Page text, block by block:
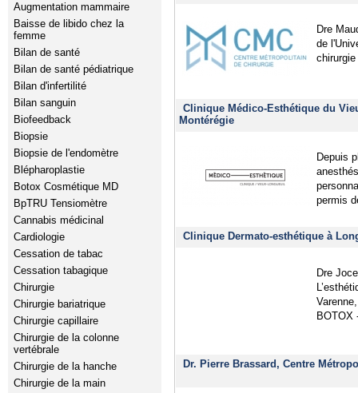
Augmentation mammaire
Baisse de libido chez la
femme
Bilan de santé
Bilan de santé pédiatrique
Bilan d'infertilité
Bilan sanguin
Biofeedback
Biopsie
Biopsie de l'endomètre
Blépharoplastie
Botox Cosmétique MD
BpTRU Tensiomètre
Cannabis médicinal
Cardiologie
Cessation de tabac
Cessation tabagique
Chirurgie
Chirurgie bariatrique
Chirurgie capillaire
Chirurgie de la colonne
vertébrale
Chirurgie de la hanche
Chirurgie de la main
Dre
de
Clinique Médico-Esthétique du
Montérégie
Depuis
permis
Clinique Dermato-esthétique à
Dre
BOTOX
Dr. Pierre Brassard, Centre